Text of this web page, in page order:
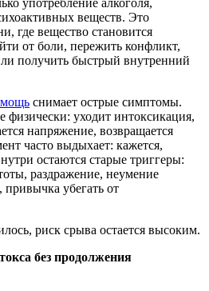
употребление алкоголя,
веществ. Это
где вещество становится
от боли, пережить конфликт,
получить быстрый внутренний
снимает острые симптомы.
физически: уходит интоксикация,
напряжение, возвращается
часто выдыхает: кажется,
остаются старые триггеры:
раздражение, неумение
убегать от
риск срыва остается высоким.
без продолжения